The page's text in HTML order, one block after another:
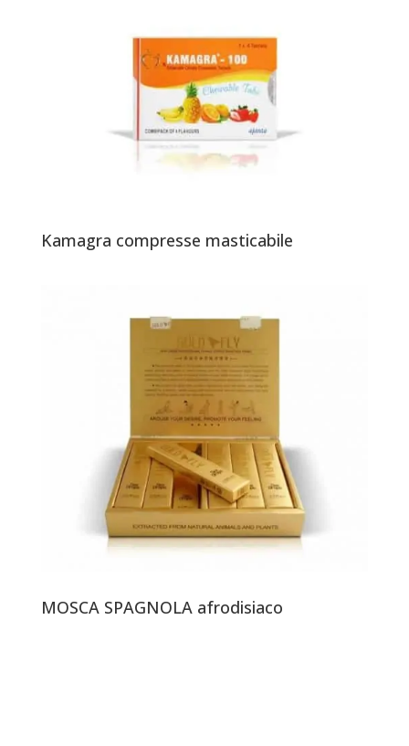
Kamagra compresse masticabile
MOSCA SPAGNOLA afrodisiaco